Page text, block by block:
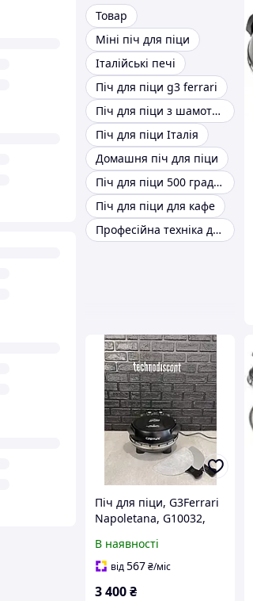
Товар
Міні піч для піци
Італійські печі
Піч для піци g3 ferrari
Піч для піци з шамотним каменем
Піч для піци Італія
Домашня піч для піци
Піч для піци 500 градусів
Піч для піци для кафе
Професійна техніка для кухні
Піч для піци, G3Ferrari
Napoletana, G10032,
(Вживана)
В наявності
від567₴/міс
3 400₴